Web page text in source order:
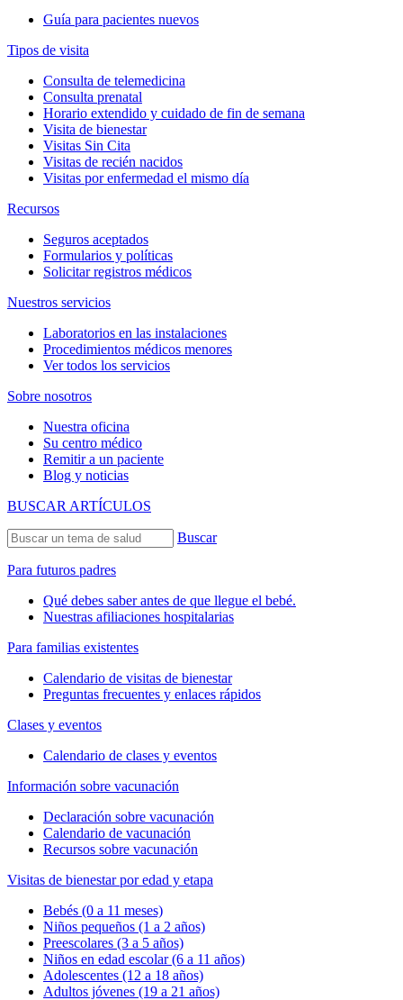
Guía para pacientes nuevos
Tipos de visita
Consulta de telemedicina
Consulta prenatal
Horario extendido y cuidado de fin de semana
Visita de bienestar
Visitas Sin Cita
Visitas de recién nacidos
Visitas por enfermedad el mismo día
Recursos
Seguros aceptados
Formularios y políticas
Solicitar registros médicos
Nuestros servicios
Laboratorios en las instalaciones
Procedimientos médicos menores
Ver todos los servicios
Sobre nosotros
Nuestra oficina
Su centro médico
Remitir a un paciente
Blog y noticias
BUSCAR ARTÍCULOS
Buscar
Para futuros padres
Qué debes saber antes de que llegue el bebé.
Nuestras afiliaciones hospitalarias
Para familias existentes
Calendario de visitas de bienestar
Preguntas frecuentes y enlaces rápidos
Clases y eventos
Calendario de clases y eventos
Información sobre vacunación
Declaración sobre vacunación
Calendario de vacunación
Recursos sobre vacunación
Visitas de bienestar por edad y etapa
Bebés (0 a 11 meses)
Niños pequeños (1 a 2 años)
Preescolares (3 a 5 años)
Niños en edad escolar (6 a 11 años)
Adolescentes (12 a 18 años)
Adultos jóvenes (19 a 21 años)